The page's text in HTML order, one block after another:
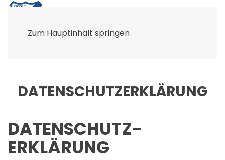
Zum Hauptinhalt springen
DATENSCHUTZERKLÄRUNG
DATENSCHUTZ­
ERKLÄRUNG